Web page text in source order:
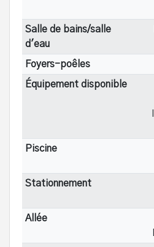
Salle de bains/salle
d'eau
Foyers-poêles
Équipement disponible
Piscine
Stationnement
Allée